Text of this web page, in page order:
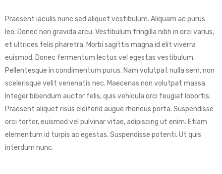
Praesent iaculis nunc sed aliquet vestibulum. Aliquam ac purus
leo. Donec non gravida arcu. Vestibulum fringilla nibh in orci varius,
et ultrices felis pharetra. Morbi sagittis magna id elit viverra
euismod. Donec fermentum lectus vel egestas vestibulum.
Pellentesque in condimentum purus. Nam volutpat nulla sem, non
scelerisque velit venenatis nec. Maecenas non volutpat massa.
Integer bibendum auctor felis, quis vehicula orci feugiat lobortis.
Praesent aliquet risus eleifend augue rhoncus porta. Suspendisse
orci tortor, euismod vel pulvinar vitae, adipiscing ut enim. Etiam
elementum id turpis ac egestas. Suspendisse potenti. Ut quis
interdum nunc.